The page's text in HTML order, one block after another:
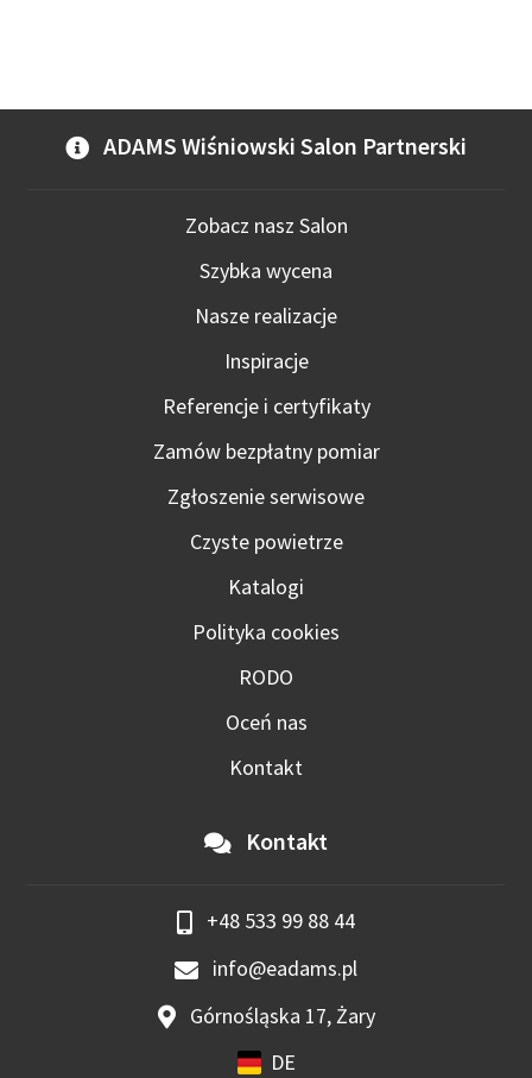
ADAMS Wiśniowski Salon Partnerski
Zobacz nasz Salon
Szybka wycena
Nasze realizacje
Inspiracje
Referencje i certyfikaty
Zamów bezpłatny pomiar
Zgłoszenie serwisowe
Czyste powietrze
Katalogi
Polityka cookies
RODO
Oceń nas
Kontakt
Kontakt
+48 533 99 88 44
info@eadams.pl
Górnośląska 17, Żary
DE